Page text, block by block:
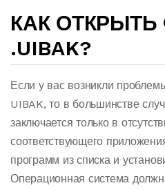
КАК
.UIBAK?
Если у вас возникли
UIBAK, то в большинстве
заключается только в
соответствующего
программ из списка и
Операционная система